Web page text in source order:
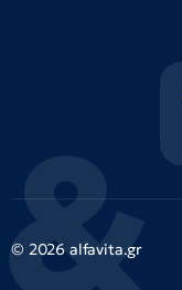
© 2026 alfavita.gr